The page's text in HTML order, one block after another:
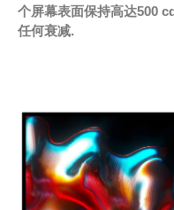
个屏幕表面保持高达500
任何衰减.